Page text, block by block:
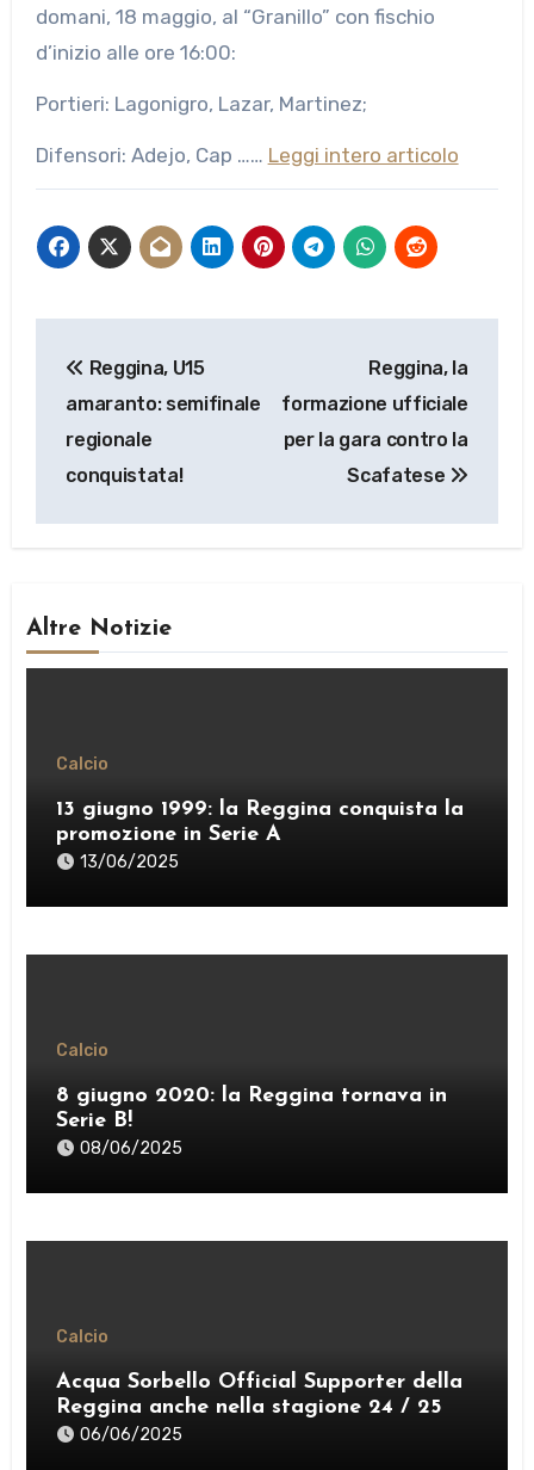
domani, 18 maggio, al “Granillo” con fischio
d’inizio alle ore 16:00:
Portieri: Lagonigro, Lazar, Martinez;
Difensori: Adejo, Cap …… Leggi intero articolo
articoli
Reggina, U15
amaranto: semifinale
regionale
conquistata!
Reggina, la
formazione ufficiale
per la gara contro la
Scafatese
Altre Notizie
Calcio
13 giugno 1999: la Reggina conquista la
promozione in Serie A
13/06/2025
Calcio
8 giugno 2020: la Reggina tornava in
Serie B!
08/06/2025
Calcio
Acqua Sorbello Official Supporter della
Reggina anche nella stagione 24 / 25
06/06/2025